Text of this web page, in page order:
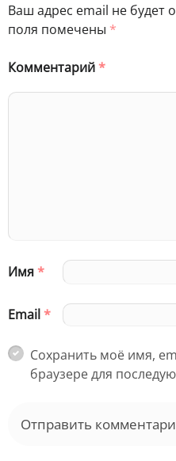
Ваш адрес email не будет
поля помечены *
Комментарий*
Имя*
Email*
Сохранить моё имя,
браузере для